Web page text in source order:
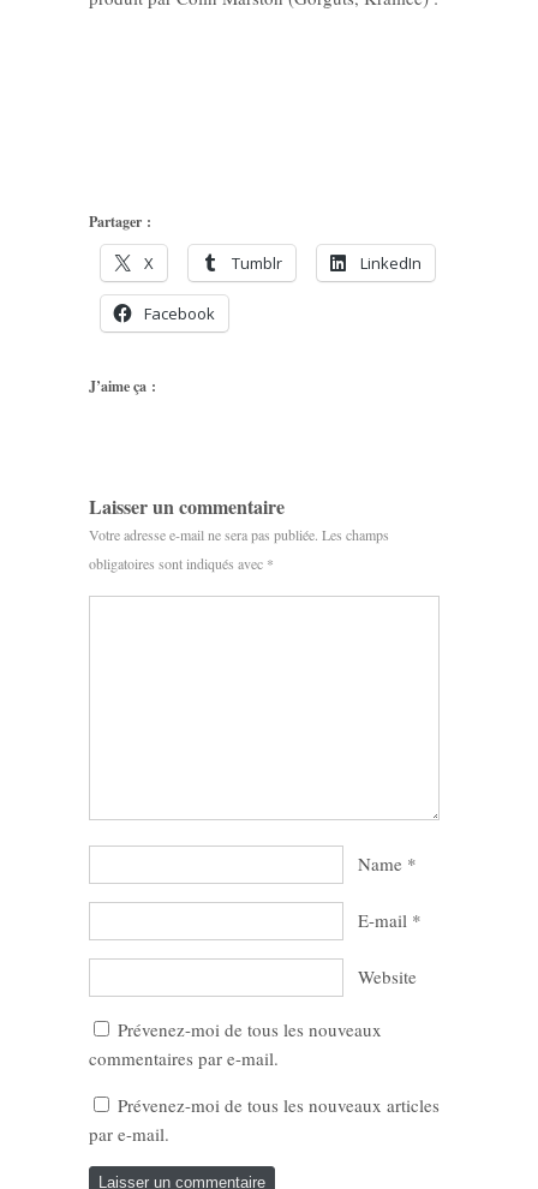
Partager :
X Tumblr LinkedIn
Facebook
J’aime ça :
Laisser un commentaire
Votre adresse e-mail ne sera pas publiée. Les champs
obligatoires sont indiqués avec *
Name *
E-mail *
Website
Prévenez-moi de tous les nouveaux
commentaires par e-mail.
Prévenez-moi de tous les nouveaux articles
par e-mail.